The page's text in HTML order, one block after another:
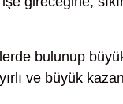
bulunup
ve büyük